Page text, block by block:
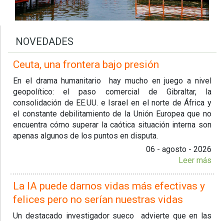
NOVEDADES
Ceuta, una frontera bajo presión
En el drama humanitario hay mucho en juego a nivel
geopolítico: el paso comercial de Gibraltar, la
consolidación de EE.UU. e Israel en el norte de África y
el constante debilitamiento de la Unión Europea que no
encuentra cómo superar la caótica situación interna son
apenas algunos de los puntos en disputa.
06 - agosto - 2026
Leer más
La IA puede darnos vidas más efectivas y
felices pero no serían nuestras vidas
Un destacado investigador sueco advierte que en las